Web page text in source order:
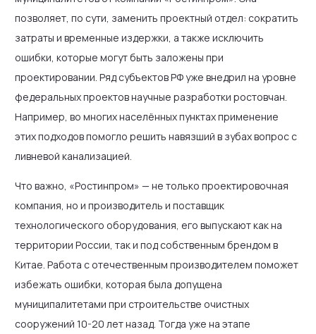
позволяет, по сути, заменить проектный отдел: сократить
затраты и временные издержки, а также исключить
ошибки, которые могут быть заложены при
проектировании. Ряд субъектов РФ уже внедрил на уровне
федеральных проектов научные разработки ростовчан.
Например, во многих населённых пунктах применение
этих подходов помогло решить навязший в зубах вопрос с
ливневой канализацией.
Что важно, «Ростинпром» — не только проектировочная
компания, но и производитель и поставщик
технологического оборудования, его выпускают как на
территории России, так и под собственным брендом в
Китае. Работа с отечественным производителем поможет
избежать ошибки, которая была допущена
муниципалитетами при строительстве очистных
сооружений 10-20 лет назад. Тогда уже на этапе